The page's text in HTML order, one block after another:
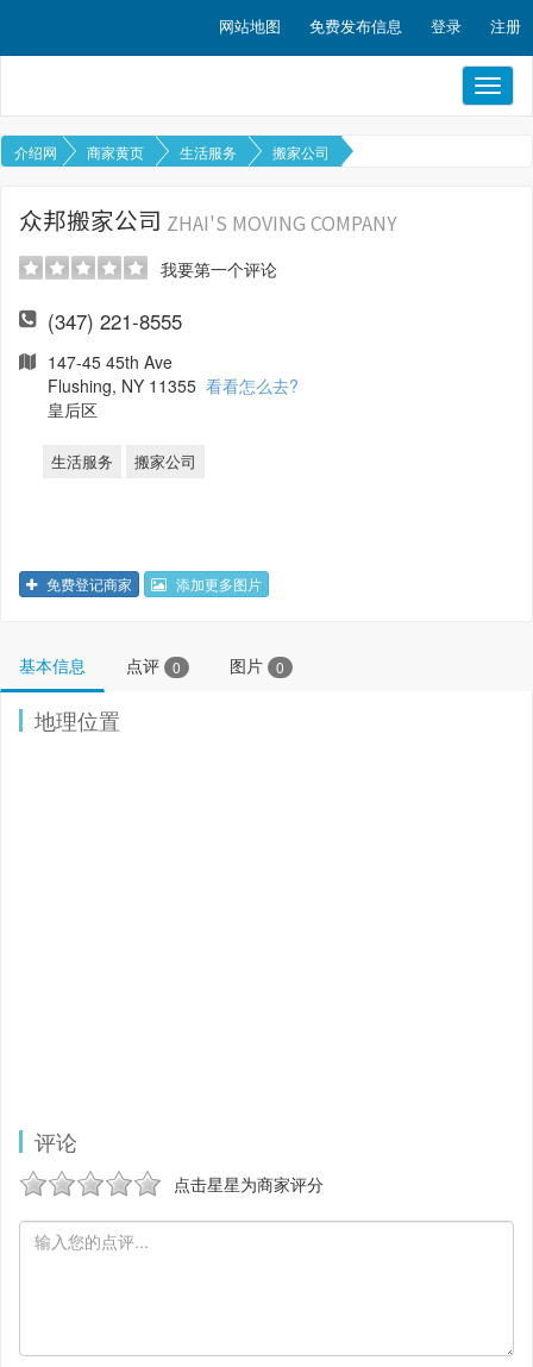
网站地图 免费发布信息 登录 注册
介绍网 商家黄页 生活服务 搬家公司
众邦搬家公司 ZHAI'S MOVING COMPANY
我要第一个评论
(347) 221-8555
147-45 45th Ave
Flushing, NY 11355 看看怎么去?
皇后区
生活服务 搬家公司
免费登记商家 添加更多图片
基本信息 点评 0 图片 0
地理位置
评论
点击星星为商家评分